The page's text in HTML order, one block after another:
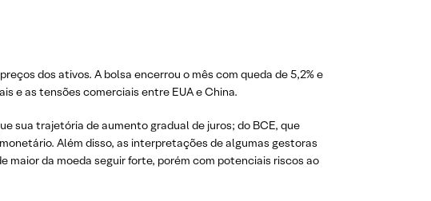
dos ativos. A bolsa encerrou o mês com queda de 5,2% e
e as tensões comerciais entre EUA e China.
sua trajetória de aumento gradual de juros; do BCE, que
Além disso, as interpretações de algumas gestoras
maior da moeda seguir forte, porém com potenciais riscos ao